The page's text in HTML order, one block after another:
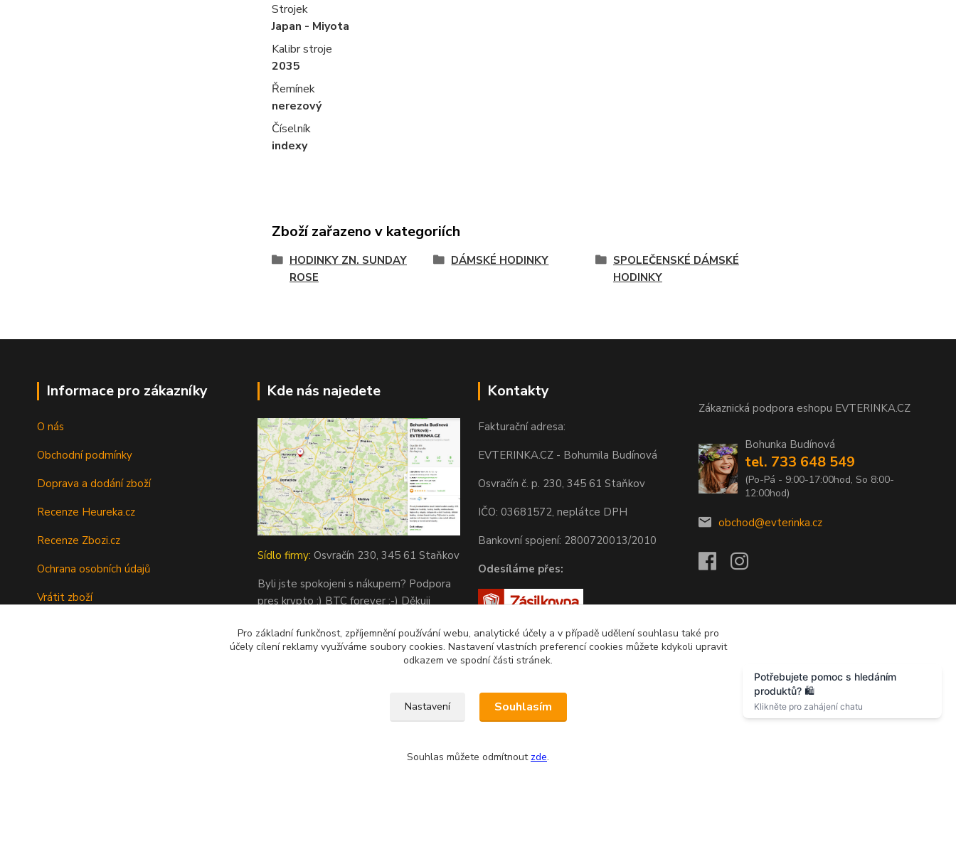
Strojek
Japan - Miyota
Kalibr stroje
2035
Řemínek
nerezový
Číselník
indexy
Zboží zařazeno v kategoriích
HODINKY ZN. SUNDAY
ROSE
DÁMSKÉ HODINKY
SPOLEČENSKÉ DÁMSKÉ
HODINKY
Informace pro zákazníky
O nás
Obchodní podmínky
Doprava a dodání zboží
Recenze Heureka.cz
Recenze Zbozi.cz
Ochrana osobních údajů
Vrátit zboží
Kde nás najedete
Sídlo firmy: Osvračín 230, 345 61 Staňkov
Byli jste spokojeni s nákupem? Podpora
pres krypto :) BTC forever :-) Děkuji
Kontakty
Fakturační adresa:
EVTERINKA.CZ - Bohumila Budínová
Osvračín č. p. 230, 345 61 Staňkov
IČO: 03681572, neplátce DPH
Bankovní spojení: 2800720013/2010
Odesíláme přes:
Zákaznická podpora eshopu EVTERINKA.CZ
Bohunka Budínová
tel. 733 648 549
(Po-Pá - 9:00-17:00hod, So 8:00-
12:00hod)
obchod@evterinka.cz
Pro základní funkčnost, zpříjemnění používání webu, analytické účely a v případě udělení souhlasu také pro
účely cílení reklamy využíváme soubory cookies. Nastavení vlastních preferencí cookies můžete kdykoli upravit
odkazem ve spodní části stránek.
Nastavení Souhlasím
Souhlas můžete odmítnout zde.